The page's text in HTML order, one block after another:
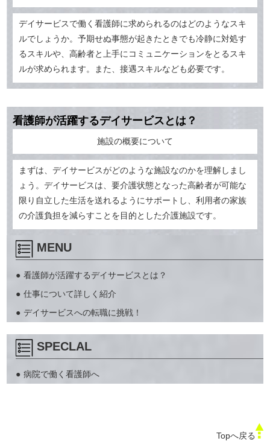
デイサービスで働く看護師に求められるのはどのようなスキ
ルでしょうか。予期せぬ事態が起きたときでも冷静に対処す
るスキルや、高齢者と上手にコミュニケーションをとるスキ
ルが求められます。また、接遇スキルなども必要です。
看護師が活躍するデイサービスとは？
施設の概要について
まずは、デイサービスがどのような施設なのかを理解しまし
ょう。デイサービスは、要介護状態となった高齢者が可能な
限り自立した生活を送れるようにサポートし、利用者の家族
の介護負担を減らすことを目的とした介護施設です。
MENU
看護師が活躍するデイサービスとは？
仕事について詳しく紹介
デイサービスへの転職に挑戦！
SPECLAL
病院で働く看護師へ
Topへ戻る